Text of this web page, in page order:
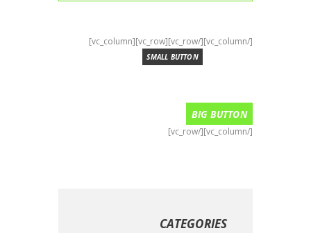
[/vc_column][/vc_row][vc_row][vc_column]
SMALL BUTTON
BIG BUTTON
[/vc_column][/vc_row]
CATEGORIES